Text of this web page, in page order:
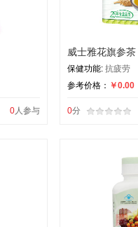
0人参与
威士雅花旗参茶
保健功能: 抗疲劳
参考价格： ￥0.00
0分